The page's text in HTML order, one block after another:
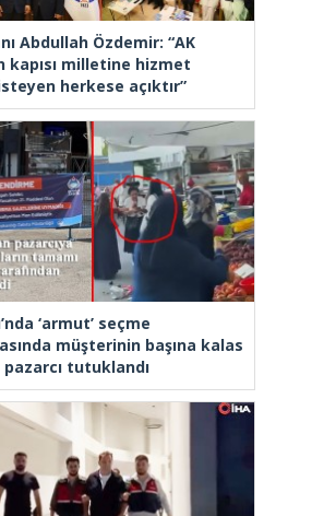
Abdullah Özdemir: “AK
kapısı milletine hizmet
herkese açıktır”
‘armut’ seçme
müşterinin başına kalas
tutuklandı